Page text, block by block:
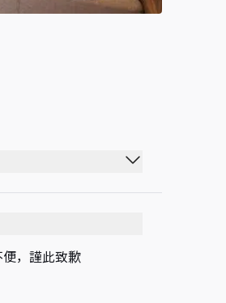
05:00 - 20:30
05:00 - 20:30
，謹此致歉